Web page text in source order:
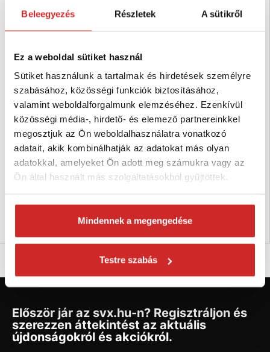
Beleegyezés Részletek A sütikről
Ez a weboldal sütiket használ
Sütiket használunk a tartalmak és hirdetések személyre
szabásához, közösségi funkciók biztosításához,
valamint weboldalforgalmunk elemzéséhez. Ezenkívül
közösségi média-, hirdető- és elemező partnereinkkel
megosztjuk az Ön weboldalhasználatra vonatkozó
adatait, akik kombinálhatják az adatokat más olyan
adatokkal, amelyeket Ön adott meg számukra vagy az
Ön által használt más szolgáltatásokból gyűjtöttek.
Mindennek a megengedése
Testre szabás
EU SELECT Dupla csiga forgó
Méret (a´´x/y mm): 3/4" 6/20
mm
Magasság (mm): 49 mm
Teherbírás (kg): 30 kg
Felületkezelés: galvanikus
cink
Kosárba
EU SELECT Dupla csiga forgó
Méret (a´´x/y mm): 1/2" 5/15
mm
Magasság (mm): 49 mm
Teherbírás (kg): 20 kg
Felületkezelés: galvanikus
cink
Kosárba
Először jár az svx.hu-n? Regisztráljon és
szerezzen áttekintést az aktuális
újdonságokról és akciókról.